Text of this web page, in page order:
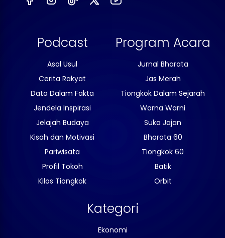
Podcast
Asal Usul
Cerita Rakyat
Data Dalam Fakta
Jendela Inspirasi
Jelajah Budaya
Kisah dan Motivasi
Pariwisata
Profil Tokoh
Kilas Tiongkok
Program Acara
Jurnal Bharata
Jas Merah
Tiongkok Dalam Sejarah
Warna Warni
Suka Jajan
Bharata 60
Tiongkok 60
Batik
Orbit
Kategori
Ekonomi